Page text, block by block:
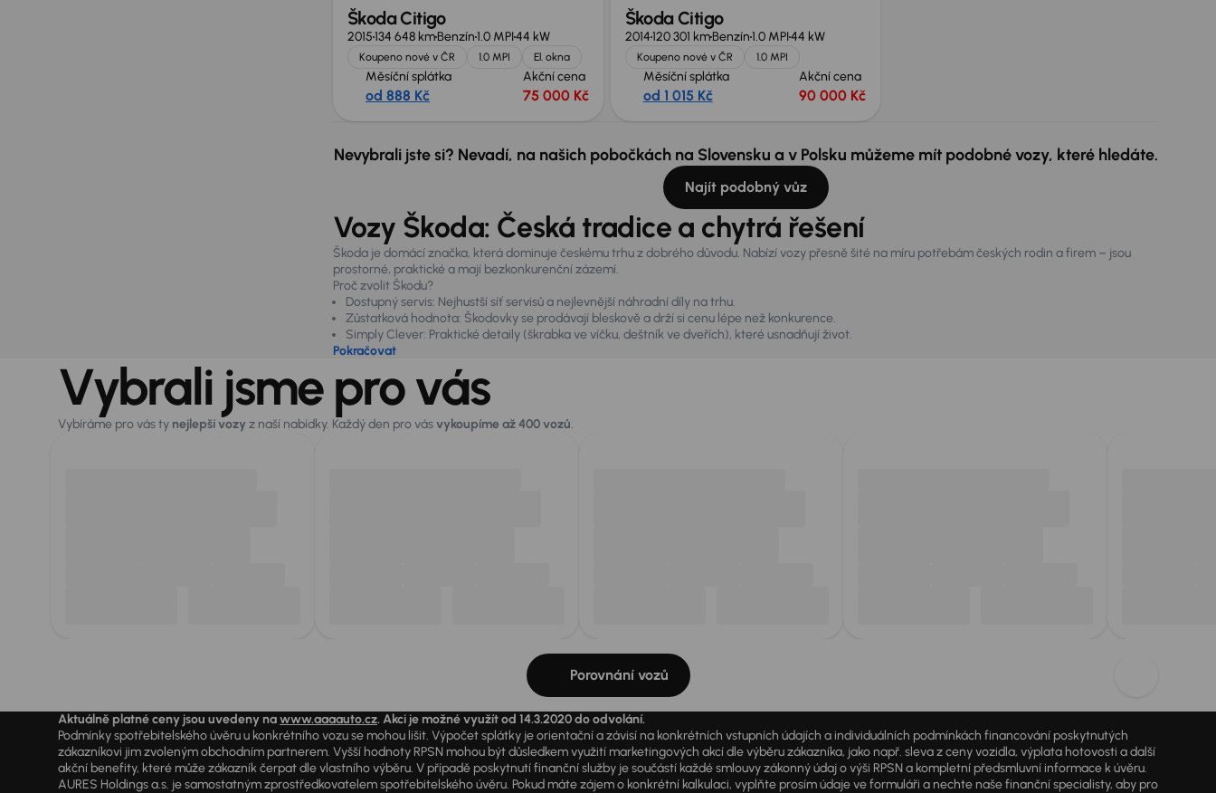
Škoda Citigo
2015134 648 kmBenzín1.0 MPI44 kW
Koupeno nové v ČR 1.0 MPI El. okna
Měsíční splátka
od 888 Kč
Akční cena
75 000 Kč
Škoda Citigo
2014120 301 kmBenzín1.0 MPI44 kW
Koupeno nové v ČR 1.0 MPI
Měsíční splátka
od 1 015 Kč
Akční cena
90 000 Kč
Nevybrali jste si? Nevadí, na našich pobočkách na Slovensku a v Polsku můžeme mít podobné vozy, které hledáte.
Najít podobný vůz
Vozy Škoda: Česká tradice a chytrá řešení
Škoda je domácí značka, která dominuje českému trhu z dobrého důvodu. Nabízí vozy přesně šité na míru potřebám českých rodin a firem – jsou
prostorné, praktické a mají bezkonkurenční zázemí.
Proč zvolit Škodu?
Dostupný servis: Nejhustší síť servisů a nejlevnější náhradní díly na trhu.
Zůstatková hodnota: Škodovky se prodávají bleskově a drží si cenu lépe než konkurence.
Simply Clever: Praktické detaily (škrabka ve víčku, deštník ve dveřích), které usnadňují život.
Pokračovat
Vybrali jsme pro vás
Vybíráme pro vás ty nejlepší vozy z naší nabídky. Každý den pro vásvykoupíme až 400 vozů.
Porovnání vozů
Aktuálně platné ceny jsou uvedeny nawww.aaaauto.cz. Akci je možné využít od 14.3.2020 do odvolání.
Podmínky spotřebitelského úvěru u konkrétního vozu se mohou lišit. Výpočet splátky je orientační a závisí na konkrétních vstupních údajích a individuálních podmínkách financování poskytnutých
zákazníkovi jim zvoleným obchodním partnerem. Vyšší hodnoty RPSN mohou být důsledkem využití marketingových akcí dle výběru zákazníka, jako např. sleva z ceny vozidla, výplata hotovosti a další
akční benefity, které může zákazník čerpat dle vlastního výběru. V případě poskytnutí finanční služby je součástí každé smlouvy zákonný údaj o výši RPSN a kompletní předsmluvní informace k úvěru.
AURES Holdings a.s. je samostatným zprostředkovatelem spotřebitelského úvěru. Pokud máte zájem o konkrétní kalkulaci, vyplňte prosím údaje ve formuláři a nechte naše finanční specialisty, aby pro